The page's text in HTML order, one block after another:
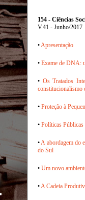
154 - Ciências
V.41 - Junho/2017
•Apresentação
• Exame de DNA:
• Os Tratados
constitucionalismo
• Proteção à
• Políticas Públicas
•A abordagem do
do Sul
• Um novo
•A Cadeia